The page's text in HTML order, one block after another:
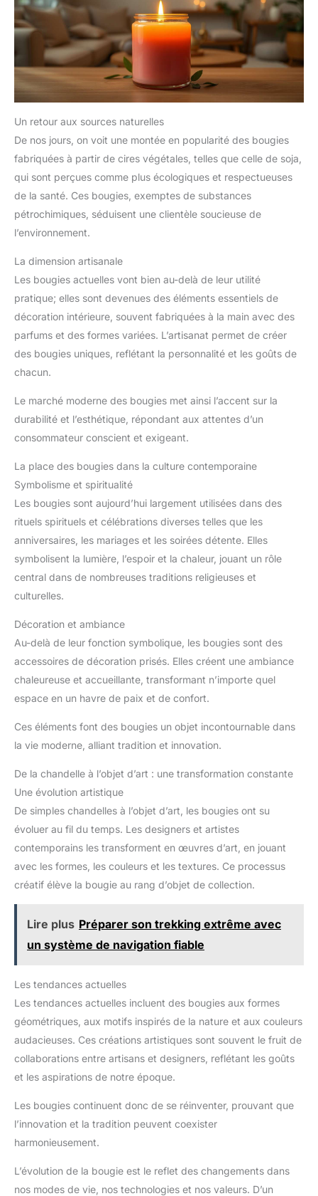
Un retour aux sources naturelles
De nos jours, on voit une montée en popularité des bougies
fabriquées à partir de cires végétales, telles que celle de soja,
qui sont perçues comme plus écologiques et respectueuses
de la santé. Ces bougies, exemptes de substances
pétrochimiques, séduisent une clientèle soucieuse de
l’environnement.
La dimension artisanale
Les bougies actuelles vont bien au-delà de leur utilité
pratique; elles sont devenues des éléments essentiels de
décoration intérieure, souvent fabriquées à la main avec des
parfums et des formes variées. L’artisanat permet de créer
des bougies uniques, reflétant la personnalité et les goûts de
chacun.
Le marché moderne des bougies met ainsi l’accent sur la
durabilité et l’esthétique, répondant aux attentes d’un
consommateur conscient et exigeant.
La place des bougies dans la culture contemporaine
Symbolisme et spiritualité
Les bougies sont aujourd’hui largement utilisées dans des
rituels spirituels et célébrations diverses telles que les
anniversaires, les mariages et les soirées détente. Elles
symbolisent la lumière, l’espoir et la chaleur, jouant un rôle
central dans de nombreuses traditions religieuses et
culturelles.
Décoration et ambiance
Au-delà de leur fonction symbolique, les bougies sont des
accessoires de décoration prisés. Elles créent une ambiance
chaleureuse et accueillante, transformant n’importe quel
espace en un havre de paix et de confort.
Ces éléments font des bougies un objet incontournable dans
la vie moderne, alliant tradition et innovation.
De la chandelle à l’objet d’art : une transformation constante
Une évolution artistique
De simples chandelles à l’objet d’art, les bougies ont su
évoluer au fil du temps. Les designers et artistes
contemporains les transforment en œuvres d’art, en jouant
avec les formes, les couleurs et les textures. Ce processus
créatif élève la bougie au rang d’objet de collection.
Lire plus Préparer son trekking extrême avec
un système de navigation fiable
Les tendances actuelles
Les tendances actuelles incluent des bougies aux formes
géométriques, aux motifs inspirés de la nature et aux couleurs
audacieuses. Ces créations artistiques sont souvent le fruit de
collaborations entre artisans et designers, reflétant les goûts
et les aspirations de notre époque.
Les bougies continuent donc de se réinventer, prouvant que
l’innovation et la tradition peuvent coexister
harmonieusement.
L’évolution de la bougie est le reflet des changements dans
nos modes de vie, nos technologies et nos valeurs. D’un